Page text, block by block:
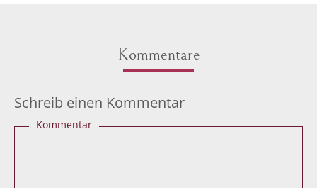
Kommentare
Schreib einen Kommentar
Kommentar